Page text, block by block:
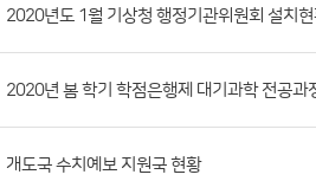
부
일,
2020년도 1월 기상청 행정기관위원회 설치
2020년 봄 학기 학점은행제 대기과학 전공과
개도국 수치예보 지원국 현황